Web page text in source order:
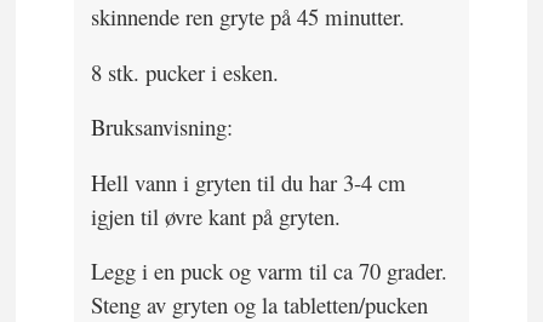
skinnende ren gryte på 45 minutter.
8 stk. pucker i esken.
Bruksanvisning:
Hell vann i gryten til du har 3-4 cm
igjen til øvre kant på gryten.
Legg i en puck og varm til ca 70 grader.
Steng av gryten og la tabletten/pucken